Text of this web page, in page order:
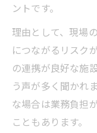
ントです。
理由として、現場
につながるリスク
の連携が良好な施
う声が多く聞かれ
な場合は業務負担
こともあります。